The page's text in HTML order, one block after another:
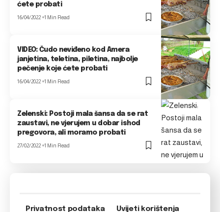
ćete probati
16/04/2022 1 Min Read
VIDEO: Čudo neviđeno kod Amera
janjetina, teletina, piletina, najbolje
pečenje koje ćete probati
16/04/2022 1 Min Read
Zelenski: Postoji mala šansa da se rat
zaustavi, ne vjerujem u dobar ishod
pregovora, ali moramo probati
27/02/2022 1 Min Read
Privatnost podataka Uvijeti korištenja